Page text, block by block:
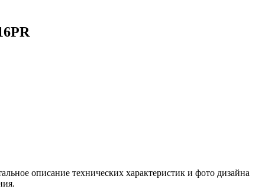
описание технических характеристик и фото дизайна